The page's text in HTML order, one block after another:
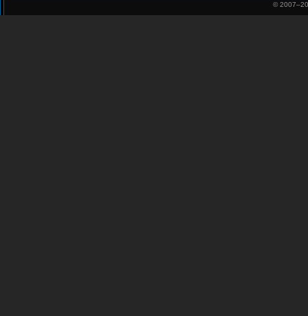
© 2007–